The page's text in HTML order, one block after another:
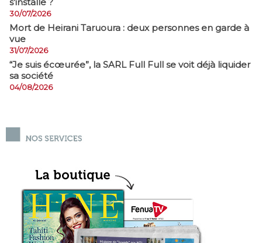
30/07/2026
Mort de Heirani Taruoura : deux personnes en garde à
vue
31/07/2026
​“Je suis écœurée”, la SARL Full Full se voit déjà liquider
sa société
04/08/2026